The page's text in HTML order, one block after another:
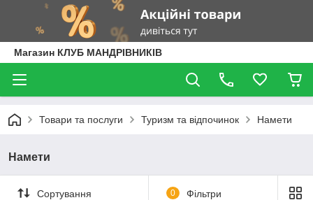
Магазин КЛУБ МАНДРІВНИКІВ
Товари та послуги Туризм та відпочинок Намети
Намети
Сортування 0 Фільтри